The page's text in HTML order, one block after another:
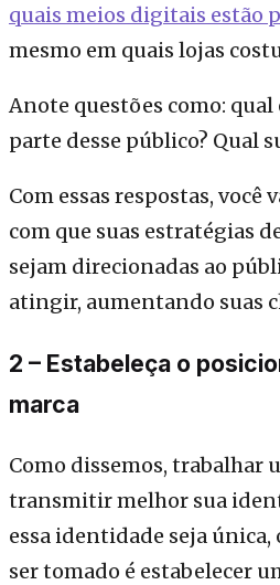
quais meios digitais estão
mesmo em quais lojas
Anote questões como:
parte desse público? Qual
Com essas respostas, você
com que suas estratégias
sejam direcionadas ao
atingir, aumentando suas
2 – Estabeleça o
marca
Como dissemos, trabalhar
transmitir melhor sua
essa identidade seja única,
ser tomado é estabelecer